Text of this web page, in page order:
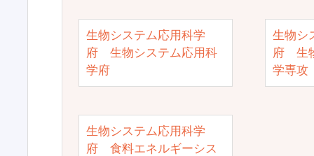
生物システム応用科学
府 生物システム応用科
学府
生物シ
府 生
学専攻
生物システム応用科学
府 食料エネルギーシス